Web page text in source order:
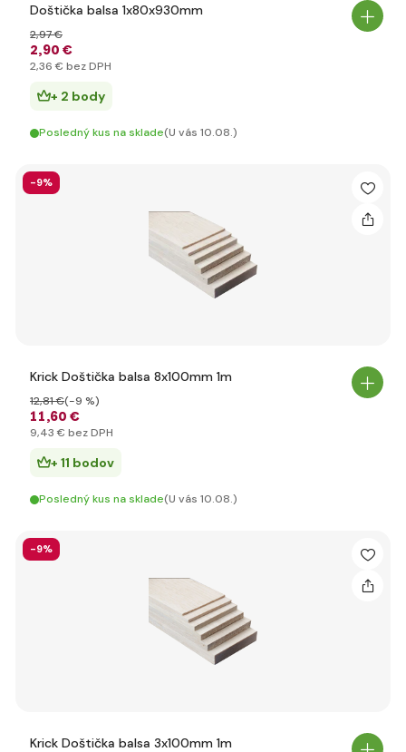
Doštička balsa 1x80x930mm
2,90 €
2,97 €
2,36 € bez DPH
+ 2 body
Posledný kus na sklade(U vás 10.08.)
-9%
Krick Doštička balsa 8x100mm 1m
11,60 €
12,81 €(-9 %)
9,43 € bez DPH
+ 11 bodov
Posledný kus na sklade(U vás 10.08.)
-9%
Krick Doštička balsa 3x100mm 1m